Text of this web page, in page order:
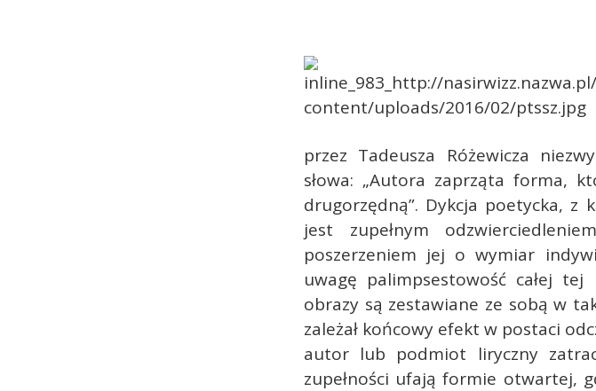
przez Tadeusza Różewicza
słowa: „Autora zaprząta forma,
drugorzędną”. Dykcja poetycka,
jest zupełnym
poszerzeniem jej o wymiar
uwagę palimpsestowość całej
obrazy są zestawiane ze sobą w
zależał końcowy efekt w postaci
autor lub podmiot liryczny
zupełności ufają formie otwartej,